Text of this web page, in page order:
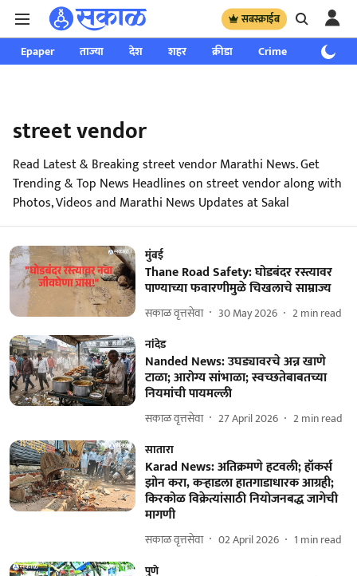
सबस्क्राईब
Epaper ताज्या देश शहर क्रीडा Crime साप्ताहिक
street vendor
Read Latest & Breaking street vendor Marathi News. Get
Trending & Top News Headlines on street vendor along with
Photos, Videos and Marathi News Updates at Sakal
मुंबई
Thane Road Safety: घोडबंदर रस्त्यावर
पाण्याच्या फवारणीमुळे चिखलाचे साम्राज्य
सकाळ वृत्तसेवा 30 May 2026 2min read
नांदेड
Nanded News: उघड्यावरचे अन्न खाणे
टाळा; आरोग्य सांभाळा; स्वच्छतेबाबतच्या
नियमांची पायमल्ली
सकाळ वृत्तसेवा 27 April 2026 2min read
सातारा
Karad News: अतिक्रमणे हटवली; हॉकर्स
झोन करा, कऱ्हाडला हातगाडाधारक आग्रही;
किरकोळ विक्रेत्यांसाठी नियोजनबद्ध जागेची
मागणी
सकाळ वृत्तसेवा 02 April 2026 1 min read
पुणे